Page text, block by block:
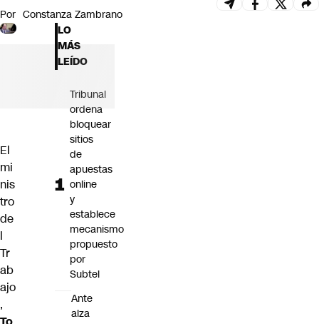
Por Constanza Zambrano
El
mi
nis
tro
de
l
Tr
ab
ajo
,
LO
MÁS
LEÍDO
Tribunal
ordena
bloquear
sitios
de
apuestas
online
y
establece
mecanismo
propuesto
por
Subtel
Ante
alza